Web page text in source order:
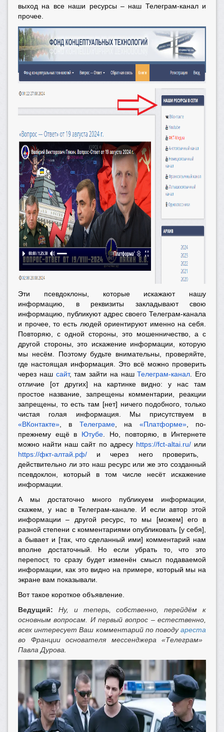
выход на все наши ресурсы – наш Телеграм-канал и
прочее.
Эти псевдоклоны, которые искажают нашу
информацию, в реквизиты закладывают свою
информацию, публикуют адрес своего Телеграм-канала
и прочее, то есть людей ориентируют именно на себя.
Повторяю, с одной стороны, это мошенничество, а с
другой стороны, это искажение информации, которую
мы несём. Поэтому будьте внимательны, проверяйте,
где настоящая информация. Это всё можно проверить
через наш сайт, там зайти на нашТелеграм-канал . Его
отличие [от других] на картинке видно: у нас там
простое название, запрещены комментарии, реакции
запрещены, то есть там [нет] ничего подобного, только
чистая голая информация. Мы присутствуем в
«ВКонтакте» , в Телеграме, на «Платформе», по-
прежнему ещё в Ютубе . Но, повторяю, в Интернете
можно найти наш сайт по адресу https://fct-altai.ru/или
https://фкт-алтай.рф/ и через него проверить,
действительно ли это наш ресурс или же это созданный
псевдоклон, который в том числе несёт искажение
информации.
А мы достаточно много публикуем информации,
скажем, у нас в Телеграм-канале. И если автор этой
информации – другой ресурс, то мы [можем] его в
разной степени с комментариями опубликовать [у себя],
а бывает и [так, что сделанный ими] комментарий нам
вполне достаточный. Но если убрать то, что это
перепост, то сразу будет изменён смысл подаваемой
информации, как это видно на примере, который мы на
экране вам показывали.
Вот такое короткое объявление.
Ведущий: Ну, и теперь, собственно, перейдём к
основным вопросам. И первый вопрос – естественно,
всех интересует Ваш комментарий по поводуареста
во Франции основателя мессенджера «Телеграм»
Павла Дурова.